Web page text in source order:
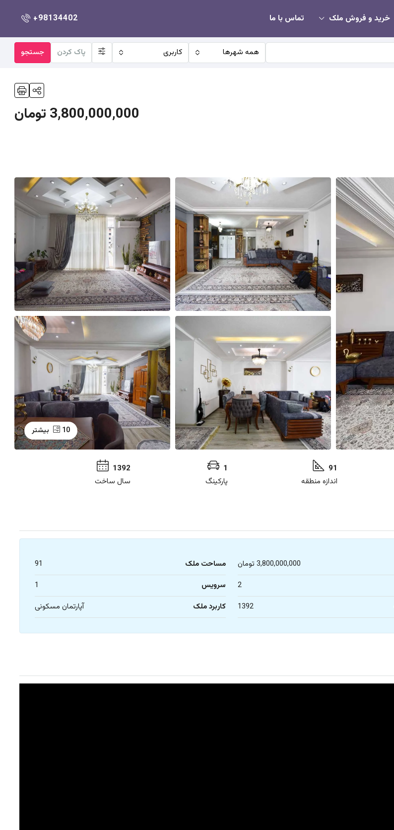
خرید و فروش ملک تماس با ما +98134402
همه شهرها کاربری پاک کردن جستجو
3,800,000,000 تومان
10 بیشتر
91
اندازه منطقه
1
پارکینگ
1392
سال ساخت
3,800,000,000 تومان مساحت ملک
91
2 سرویس
1
1392 کاربرد ملک آپارتمان مسکونی